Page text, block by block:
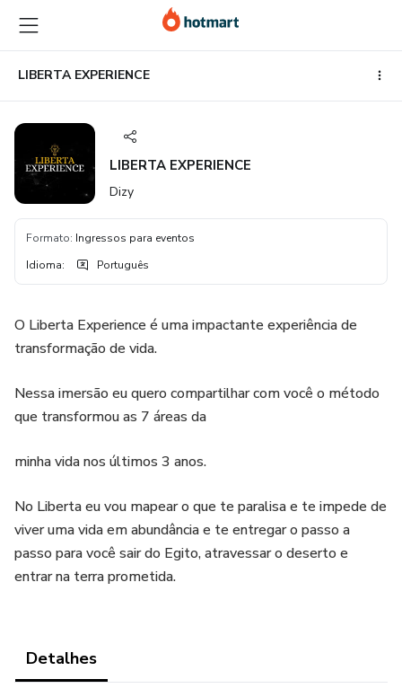
para
o
conteúdo
principal
para
o
pagamento
para
o
rodapé
LIBERTA EXPERIENCE
LIBERTA EXPERIENCE
Dizy
Formato: Ingressos para eventos
Idioma: Português
O Liberta Experience é uma impactante experiência de
transformação de vida.
Nessa imersão eu quero compartilhar com você o método
que transformou as 7 áreas da
minha vida nos últimos 3 anos.
No Liberta eu vou mapear o que te paralisa e te impede de
viver uma vida em abundância e te entregar o passo a
passo para você sair do Egito, atravessar o deserto e
entrar na terra prometida.
Detalhes